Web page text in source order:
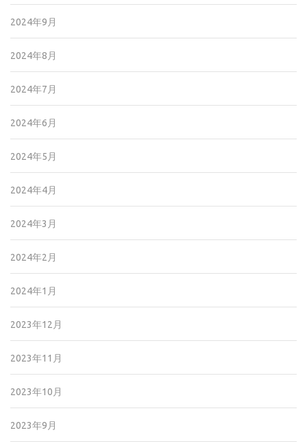
2024年9月
2024年8月
2024年7月
2024年6月
2024年5月
2024年4月
2024年3月
2024年2月
2024年1月
2023年12月
2023年11月
2023年10月
2023年9月